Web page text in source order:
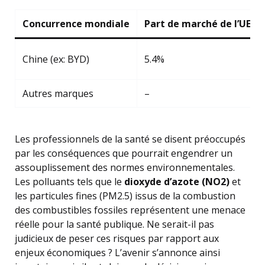
Concurrence mondiale Part de marché de l’UE
Chine (ex: BYD) 5.4%
Autres marques –
Les professionnels de la santé se disent préoccupés
par les conséquences que pourrait engendrer un
assouplissement des normes environnementales.
Les polluants tels que le dioxyde d’azote (NO2)et
les particules fines (PM2.5) issus de la combustion
des combustibles fossiles représentent une menace
réelle pour la santé publique. Ne serait-il pas
judicieux de peser ces risques par rapport aux
enjeux économiques ? L’avenir s’annonce ainsi